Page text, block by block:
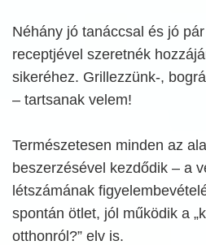
Néhány jó tanáccsal és jó
receptjével szeretnék
sikeréhez. Grillezzünk-,
– tartsanak velem!
Természetesen minden az
beszerzésével kezdődik – a
létszámának
spontán ötlet, jól működik a
otthonról?” elv is.